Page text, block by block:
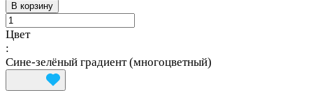
В корзину
Цвет
:
Сине‑зелёный градиент (многоцветный)